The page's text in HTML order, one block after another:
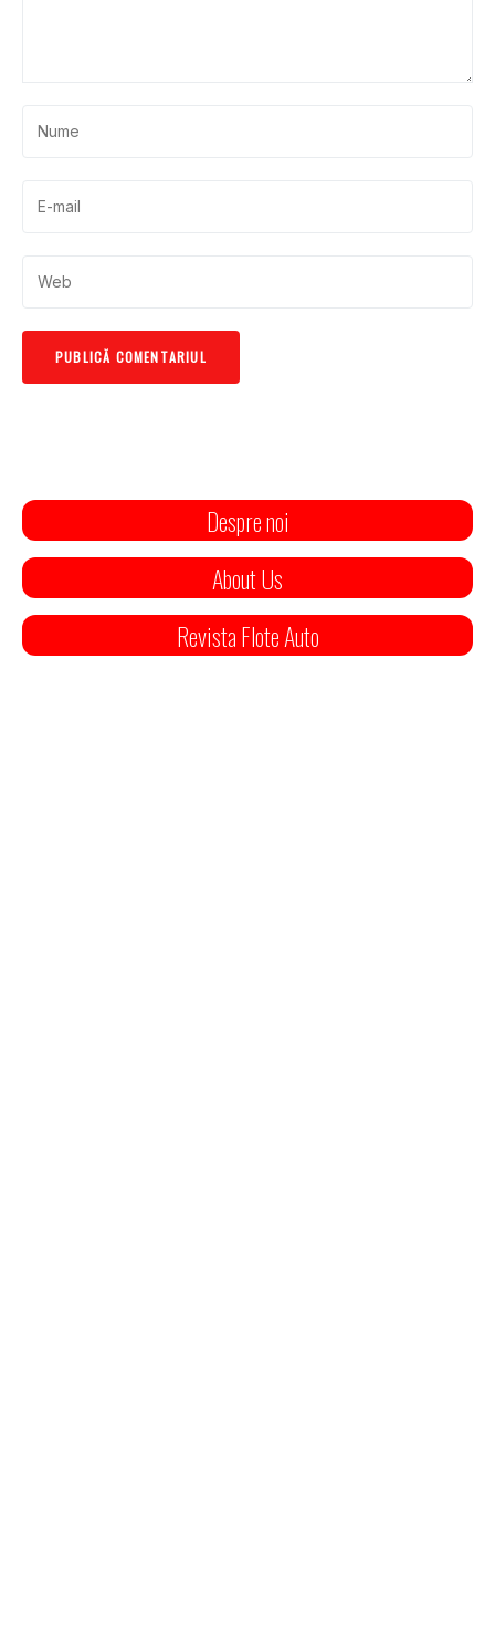
Despre noi
About Us
Revista Flote Auto